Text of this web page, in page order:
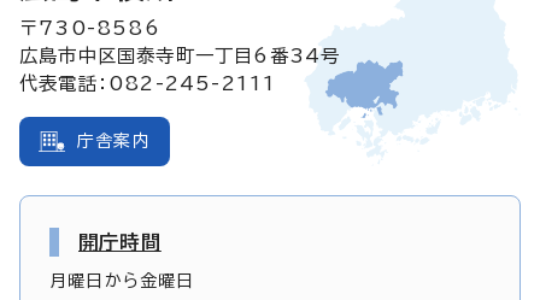
〒730-8586
広島市中区国泰寺町一丁目6番34号
代表電話：082-245-2111
庁舎案内
開庁時間
月曜日から金曜日